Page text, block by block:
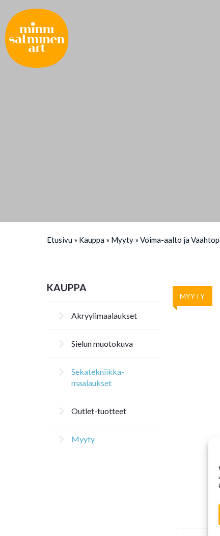
Etusivu » Kauppa » Myyty » Voima-aalto ja
KAUPPA
Akryylimaalaukset
Sielun muotokuva
Sekatekniikka-
maalaukset
Outlet-tuotteet
Myyty
MYYTY